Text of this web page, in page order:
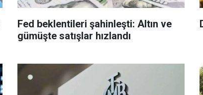
Fed beklentileri şahinleşti: Altın ve
gümüşte satışlar hızlandı